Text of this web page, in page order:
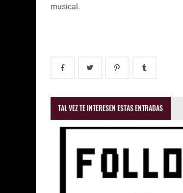
musical.
TAL VEZ TE INTERESEN ESTAS ENTRADAS